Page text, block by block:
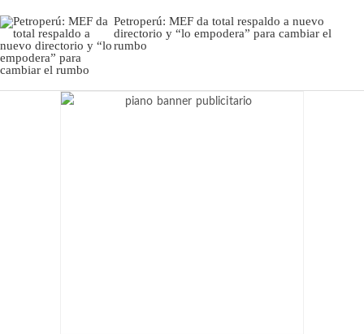
Petroperú: MEF da total respaldo a nuevo
directorio y “lo empodera” para cambiar el
rumbo